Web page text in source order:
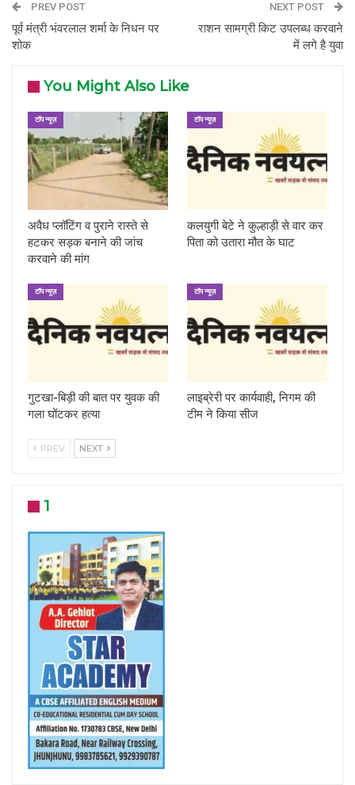
PREV POST
पूर्व मंत्री भंवरलाल शर्मा के निधन पर
शोक
NEXT POST
राशन सामग्री किट उपलब्ध करवाने
में लगे है युवा
You Might Also Like
टॉप न्यूज़
अवैध प्लॉटिंग व पुराने रास्ते से
हटकर सड़क बनाने की जांच
करवाने की मांग
टॉप न्यूज़
कलयुगी बेटे ने कुल्हाड़ी से वार कर
पिता को उतारा मौत के घाट
टॉप न्यूज़
गुटखा-बिड़ी की बात पर युवक की
गला घोंटकर हत्या
टॉप न्यूज़
लाइब्रेरी पर कार्यवाही, निगम की
टीम ने किया सीज
PREV NEXT
1